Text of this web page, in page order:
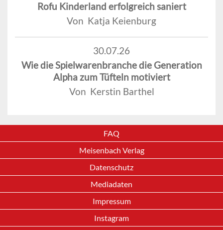
Rofu Kinderland erfolgreich saniert
Von Katja Keienburg
30.07.26
Wie die Spielwarenbranche die Generation
Alpha zum Tüfteln motiviert
Von Kerstin Barthel
FAQ
Meisenbach Verlag
Datenschutz
Mediadaten
Impressum
Instagram